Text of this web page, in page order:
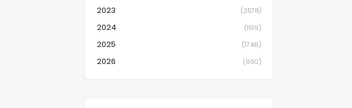
2023 (2578)
2024 (1519)
2025 (1746)
2026 (650)